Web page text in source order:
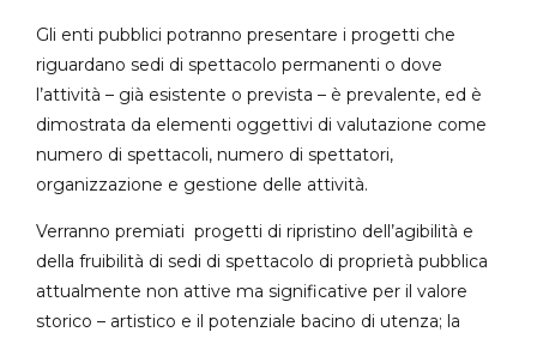
Gli enti pubblici potranno presentare i progetti che
riguardano sedi di spettacolo permanenti o dove
l’attività – già esistente o prevista – è prevalente, ed è
dimostrata da elementi oggettivi di valutazione come
numero di spettacoli, numero di spettatori,
organizzazione e gestione delle attività.
Verranno premiati progetti di ripristino dell’agibilità e
della fruibilità di sedi di spettacolo di proprietà pubblica
attualmente non attive ma significative per il valore
storico – artistico e il potenziale bacino di utenza; la